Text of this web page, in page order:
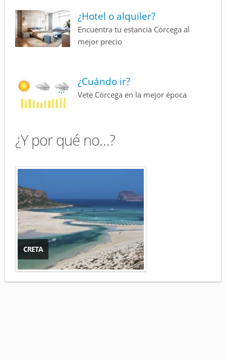
¿Hotel o alquiler?
Encuentra tu estancia Córcega al
mejor precio
¿Cuándo ir?
Vete Córcega en la mejor época
¿Y por qué no…?
CRETA